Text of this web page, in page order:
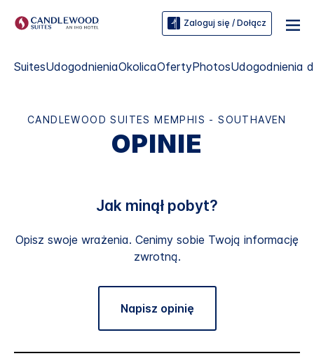
Zaloguj się / Dołącz
SuitesUdogodnieniaOkolicaOfertyPhotosUdogodnienia
CANDLEWOOD SUITES MEMPHIS - SOUTHAVEN
OPINIE
Jak minął pobyt?
Opisz swoje wrażenia. Cenimy sobie Twoją informację
zwrotną.
Napisz opinię